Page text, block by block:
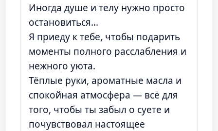
Иногда душе и телу нужно просто
остановиться…
Я приеду к тебе, чтобы подарить
моменты полного расслабления и
нежного уюта.
Тёплые руки, ароматные масла и
спокойная атмосфера — всё для
того, чтобы ты забыл о суете и
почувствовал настоящее